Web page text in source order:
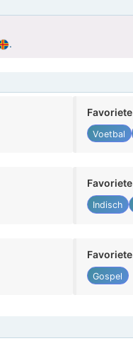
.
Voetbal
Indisch
Gospel